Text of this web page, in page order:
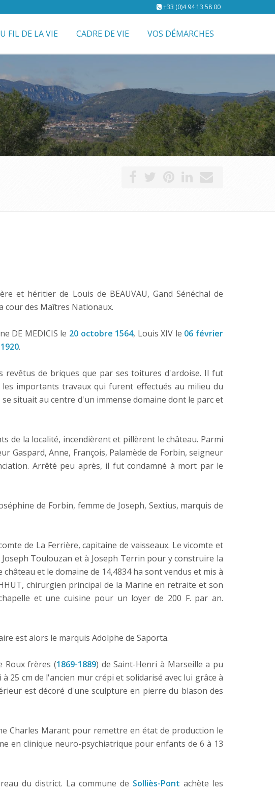
+33 (0)4 94 13 58 00
FIL DE LA VIE CADRE DE VIE VOS DÉMARCHES
et héritier de Louis de BEAUVAU, Gand Sénéchal de
cour des Maîtres Nationaux.
DE MEDICIS le 20 octobre 1564, Louis XIV le 06 février
.
de briques que par ses toitures d'ardoise. Il fut
importants travaux qui furent effectués au milieu du
situait au centre d'un immense domaine dont le parc et
de la localité, incendièrent et pillèrent le château. Parmi
Gaspard, Anne, François, Palamède de Forbin, seigneur
Arrêté peu après, il fut condamné à mort par le
de Forbin, femme de Joseph, Sextius, marquis de
de La Ferrière, capitaine de vaisseaux. Le vicomte et
Toulouzan et à Joseph Terrin pour y construire la
château et le domaine de 14,4834 ha sont vendus et mis à
chirurgien principal de la Marine en retraite et son
et une cuisine pour un loyer de 200 F. par an.
est alors le marquis Adolphe de Saporta.
Roux frères (1869-1889) de Saint-Henri à Marseille a pu
25 cm de l'ancien mur crépi et solidarisé avec lui grâce à
est décoré d'une sculpture en pierre du blason des
Charles Marant pour remettre en état de production le
en clinique neuro-psychiatrique pour enfants de 6 à 13
du district. La commune de Solliès-Pont achète les